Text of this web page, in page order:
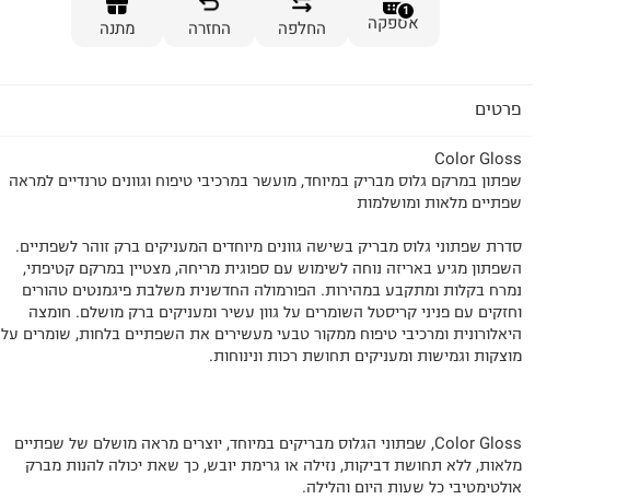
1
אספקה החלפה החזרה מתנה
פרטים
Color Gloss
שפתון במרקם גלוס מבריק במיוחד, מועשר במרכיבי טיפוח וגוונים טרנדיים למראה
שפתיים מלאות ומושלמות
סדרת שפתוני גלוס מבריק בשישה גוונים מיוחדים המעניקים ברק זוהר לשפתיים.
השפתון מגיע באריזה נוחה לשימוש עם ספוגית מריחה, מצטיין במרקם קטיפתי,
נמרח בקלות ומתקבע במהירות. הפורמולה החדשנית משלבת פיגמנטים טהורים
וחזקים עם פניני קריסטל השומרים על גוון עשיר ומעניקים ברק מושלם. חומצה
היאלורונית ומרכיבי טיפוח ממקור טבעי מעשירים את השפתיים בלחות, שומרים על
מוצקות וגמישות ומעניקים תחושת רכות ונינוחות.
Color Gloss, שפתוני הגלוס מבריקים במיוחד, יוצרים מראה מושלם של שפתיים
מלאות, ללא תחושת דביקות, נזילה או גרימת יובש, כך שאת יכולה להנות מברק
אולטימטיבי כל שעות היום והלילה.